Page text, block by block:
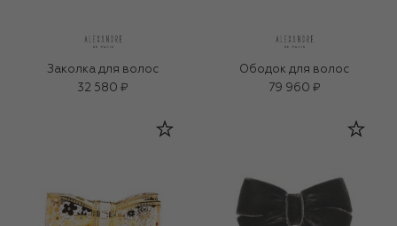
Заколка для волос
32 580 ₽
Ободок для волос
79 960 ₽